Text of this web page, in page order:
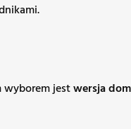
wyborem jestwersja